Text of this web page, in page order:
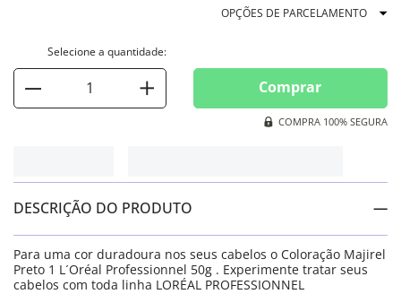
OPÇÕES DE PARCELAMENTO
Comprar
COMPRA 100% SEGURA
DESCRIÇÃO DO PRODUTO
Para uma cor duradoura nos seus cabelos o Coloração Majirel
Preto 1 L´Oréal Professionnel 50g . Experimente tratar seus
cabelos com toda linha LORÉAL PROFESSIONNEL